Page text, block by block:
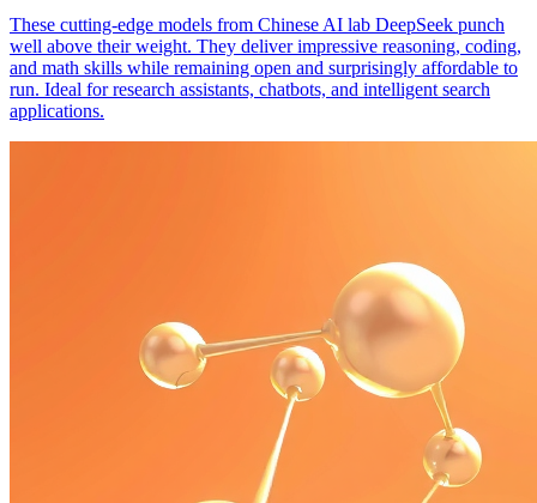
These cutting-edge models from Chinese AI lab DeepSeek punch
well above their weight. They deliver impressive reasoning, coding,
and math skills while remaining open and surprisingly affordable to
run. Ideal for research assistants, chatbots, and intelligent search
applications.